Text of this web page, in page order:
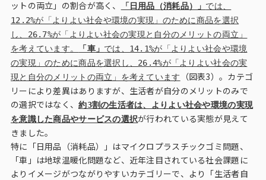
ットの両立」の割合が高く、 「日用品（消耗品）」 では、
12.2%が「よりよい社会や環境の実現」のために商品を選択
し、26.7%が「よりよい社会の実現と自分のメリットの両立」
を考えています。
「車」 では、14.1%が「よりよい社会や環境
の実現」のために商品を選択し、26.4%が「よりよい社会の実
現と自分のメリットの両立」を考えています
（図表3）。カテゴ
リーにより差異はありますが、生活者が自分のメリットのみで
の選択ではなく、約3割の生活者は、よりよい社会や環境の実現
を意識した商品やサービスの選択が行われている実態が見えて
きました。
特に「日用品（消耗品）」はマイクロプラスチックゴミ問題、
「車」は地球温暖化問題など、近年注目されている社会課題に
よりイメージがつながりやすいカテゴリーで、より「生活者自